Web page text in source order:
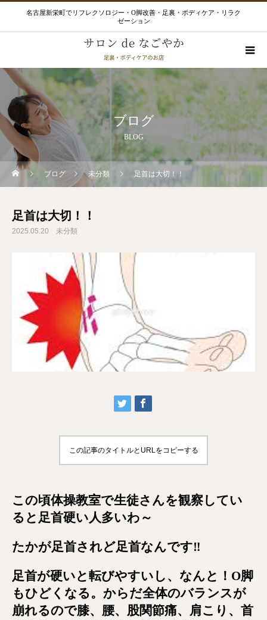
名古屋新栄町でリフレクソロジー・O脚改善・足裏・ボディケア・リラク
ゼーション
ブログ
BLOG
ブログ 未分類 足首は大切！！
足首は大切！！
2025.05.20 未分類
この記事のタイトルとURLをコピーする
この頃体操教室で生徒さんを観察してい
ると足首硬い人多いわ～
たかが足首されど足首なんです‼️
足首が硬いと転びやすいし、なんと！ O脚
もひどくなる。からだ全体のバランスが
崩れるので膝、腰、股関節痛、肩こり、首